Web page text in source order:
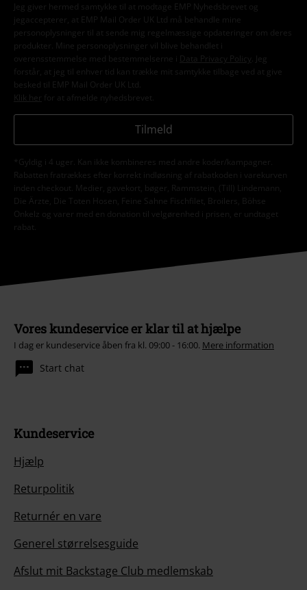
Jeg giver hermed samtykke til at modtage EMP Nyhedsbrevet og
jegaccepterer, at EMP Mail Order UK Ltd må behandle mine
personoplysninger til at sende mig regelmæssige opdateringer om deres
produkter. Mine personoplysninger vil blive behandlet i
overensstemmelse med bestemmelserne i
Data Privacy Policy
. Jeg
forstår, at jeg til enhver tid kan trække mit samtykke tilbage ved at give
besked til EMP Mail Order UK Ltd.
Klik her
for at afmelde nyhedsbrevet.
Tilmeld
*Gyldig i 4 uger. Kan ikke kombineres med andre koder/kampagner.
Rabatten fratrækkes efter korrekt indløsning af rabatkoden i varekurven
inden checkout. Medier, gavekort, bøger, Rammstein, (Till) Lindemann,
Die Ärzte, Die Toten Hosen, Feine Sahne Fischfilet, Broilers, Böhse
Onkelz og varer med en donation til velgørenhed i prisen, er undtaget
rabat.
Vores kundeservice er klar til at hjælpe
I dag er kundeservice åben fra kl. 09:00 - 16:00. Mere information
Start chat
Kundeservice
Hjælp
Returpolitik
Returnér en vare
Generel størrelsesguide
Afslut mit Backstage Club medlemskab